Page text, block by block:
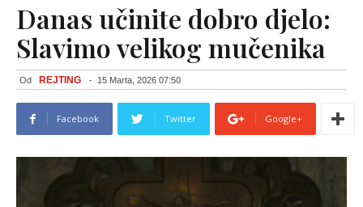
Danas učinite dobro djelo:
Slavimo velikog mučenika
Od REJTING - 15 Marta, 2026 07:50
Facebook Twitter Google+